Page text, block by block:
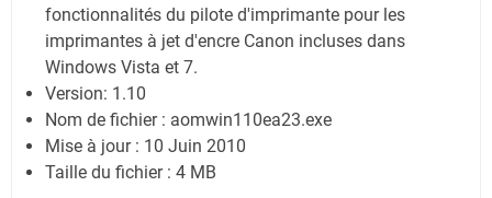
fonctionnalités du pilote d'imprimante pour les
imprimantes à jet d'encre Canon incluses dans
Windows Vista et 7.
Version: 1.10
Nom de fichier : aomwin110ea23.exe
Mise à jour : 10 Juin 2010
Taille du fichier : 4 MB